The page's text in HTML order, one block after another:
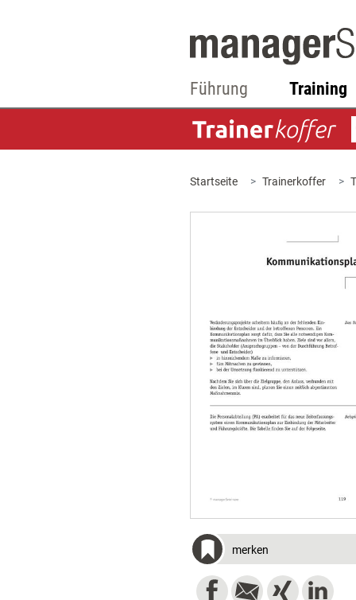
Führung Training
Startseite Trainerkoffer
merken